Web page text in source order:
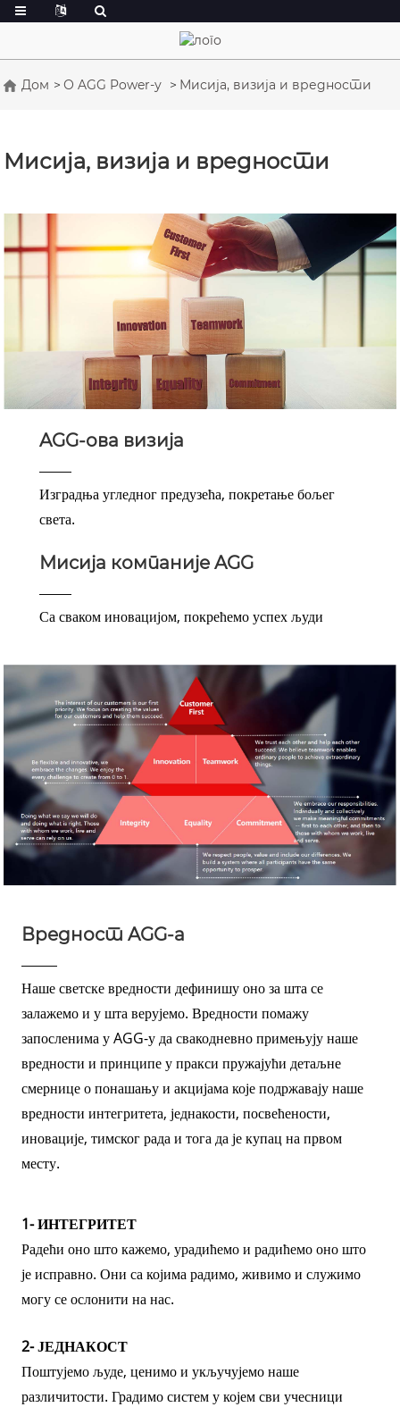
Дом О AGG Power-у Мисија, визија и вредности
Мисија, визија и вредности
AGG-ова визија
Изградња угледног предузећа, покретање бољег
света.
Мисија компаније AGG
Са сваком иновацијом, покрећемо успех људи
Вредност AGG-а
Наше светске вредности дефинишу оно за шта се
залажемо и у шта верујемо. Вредности помажу
запосленима у AGG-у да свакодневно примењују наше
вредности и принципе у пракси пружајући детаљне
смернице о понашању и акцијама које подржавају наше
вредности интегритета, једнакости, посвећености,
иновације, тимског рада и тога да је купац на првом
месту.
1- ИНТЕГРИТЕТ
Радећи оно што кажемо, урадићемо и радићемо оно што
је исправно. Они са којима радимо, живимо и служимо
могу се ослонити на нас.
2- ЈЕДНАКОСТ
Поштујемо људе, ценимо и укључујемо наше
различитости. Градимо систем у којем сви учесници